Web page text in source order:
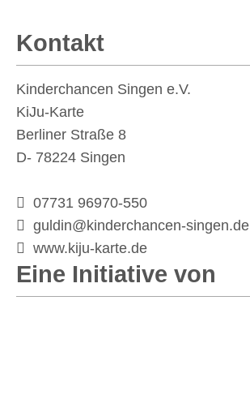
Kontakt
Kinderchancen Singen e.V.
KiJu-Karte
Berliner Straße 8
D- 78224 Singen
07731 96970-550
guldin@kinderchancen-singen.de
www.kiju-karte.de
Eine Initiative von